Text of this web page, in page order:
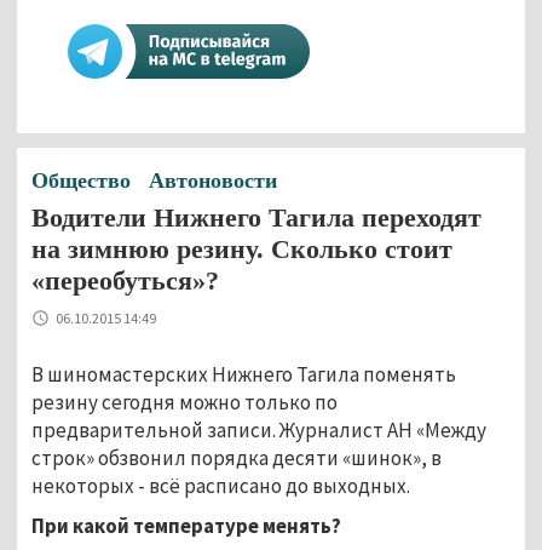
Общество Автоновости
Водители Нижнего Тагила переходят
на зимнюю резину. Сколько стоит
«переобуться»?
06.10.2015 14:49
В шиномастерских Нижнего Тагила поменять
резину сегодня можно только по
предварительной записи. Журналист АН «Между
строк» обзвонил порядка десяти «шинок», в
некоторых - всё расписано до выходных.
При какой температуре менять?